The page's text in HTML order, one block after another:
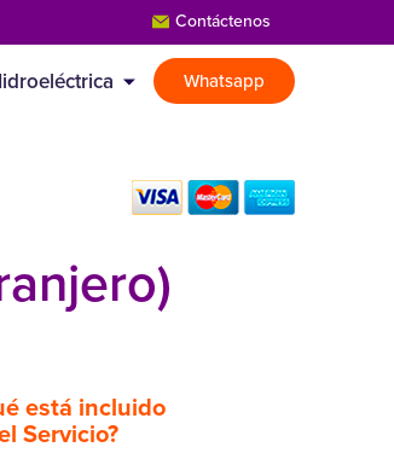
Contáctenos
Whatsapp
está incluido
Servicio?